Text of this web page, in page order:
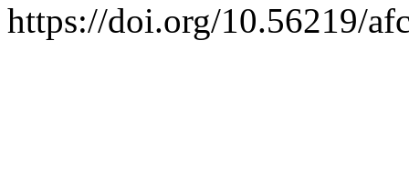
https://doi.org/10.56219/